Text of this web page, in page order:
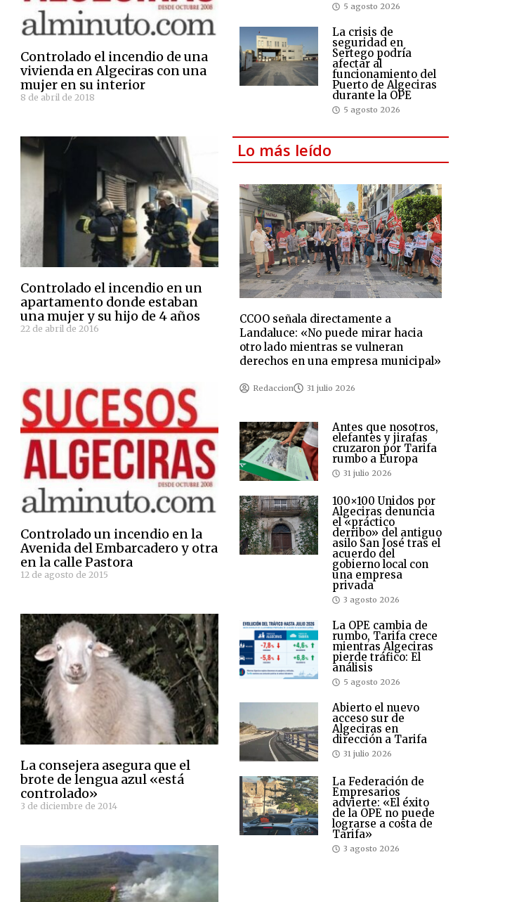
Controlado el incendio de una
vivienda en Algeciras con una
mujer en su interior
8 de abril de 2018
Controlado el incendio en un
apartamento donde estaban
una mujer y su hijo de 4 años
22 de abril de 2016
Controlado un incendio en la
Avenida del Embarcadero y otra
en la calle Pastora
12 de agosto de 2015
La consejera asegura que el
brote de lengua azul «está
controlado»
3 de diciembre de 2014
5 agosto 2026
La crisis de
seguridad en
Sertego podría
afectar al
funcionamiento del
Puerto de Algeciras
durante la OPE
5 agosto 2026
Lo más leído
CCOO señala directamente a
Landaluce: «No puede mirar hacia
otro lado mientras se vulneran
derechos en una empresa municipal»
Redaccion 31 julio 2026
Antes que nosotros,
elefantes y jirafas
cruzaron por Tarifa
rumbo a Europa
31 julio 2026
100×100 Unidos por
Algeciras denuncia
el «práctico
derribo» del antiguo
asilo San José tras el
acuerdo del
gobierno local con
una empresa
privada
3 agosto 2026
La OPE cambia de
rumbo, Tarifa crece
mientras Algeciras
pierde tráfico: El
análisis
5 agosto 2026
Abierto el nuevo
acceso sur de
Algeciras en
dirección a Tarifa
31 julio 2026
La Federación de
Empresarios
advierte: «El éxito
de la OPE no puede
lograrse a costa de
Tarifa»
3 agosto 2026